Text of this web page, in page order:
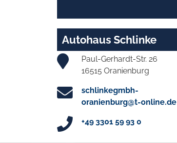
Autohaus Schlinke
Paul-Gerhardt-Str. 26
16515 Oranienburg
schlinkegmbh-
oranienburg@t-online.de
+49 3301 59 93 0